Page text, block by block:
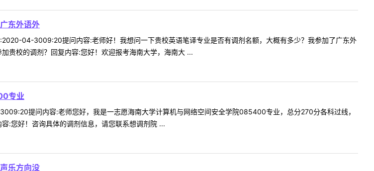
东外语外
04-3009:20提问内容:老师好！我想问一下贵校英语笔译专业是否有调剂名额，大概有多少？我参加了广东外
贵校的调剂？回复内容:您好！欢迎报考海南大学，海南大 ...
专业
提问内容:老师您好，我是一志愿海南大学计算机与网络空间安全学院085400专业，总分270分各科过线，
:您好！咨询具体的调剂信息，请您联系想调剂院 ...
乐方向没